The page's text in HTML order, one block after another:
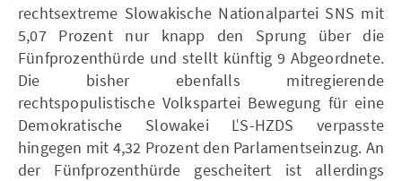
rechtsextreme Slowakische Nationalpartei SNS mit
5,07 Prozent nur knapp den Sprung über die
Fünfprozenthürde und stellt künftig 9 Abgeordnete.
Die bisher ebenfalls mitregierende
rechtspopulistische Volkspartei Bewegung für eine
Demokratische Slowakei ĽS-HZDS verpasste
hingegen mit 4,32 Prozent den Parlamentseinzug. An
der Fünfprozenthürde gescheitert ist allerdings